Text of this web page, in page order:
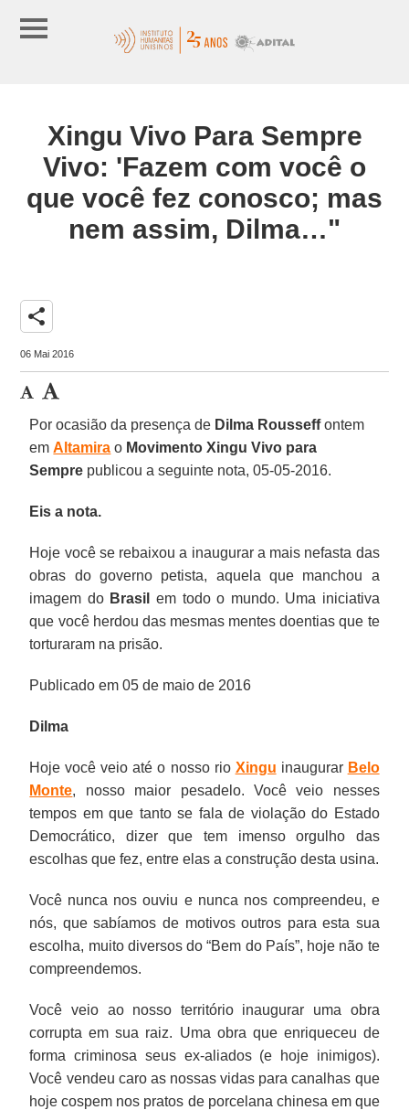
Xingu Vivo Para Sempre
Vivo: 'Fazem com você o
que você fez conosco; mas
nem assim, Dilma…"
share
06 Mai 2016
Por ocasião da presença de Dilma Rousseffontem
emAltamira o Movimento Xingu Vivo para
Sempre publicou a seguinte nota, 05-05-2016.
Eis a nota.
Hoje você se rebaixou a inaugurar a mais nefasta das
obras do governo petista, aquela que manchou a
imagem do Brasil
em todo o mundo. Uma iniciativa
que você herdou das mesmas mentes doentias que te
torturaram na prisão.
Publicado em 05 de maio de 2016
Dilma
Hoje você veio até o nosso rio Xingu inaugurar Belo
Monte, nosso maior pesadelo. Você veio nesses
tempos em que tanto se fala de violação do Estado
Democrático, dizer que tem imenso orgulho das
escolhas que fez, entre elas a construção desta usina.
Você nunca nos ouviu e nunca nos compreendeu, e
nós, que sabíamos de motivos outros para esta sua
escolha, muito diversos do “Bem do País”, hoje não te
compreendemos.
Você veio ao nosso território inaugurar uma obra
corrupta em sua raiz. Uma obra que enriqueceu de
forma criminosa seus ex-aliados (e hoje inimigos).
Você vendeu caro as nossas vidas para canalhas que
hoje cospem nos pratos de porcelana chinesa em que